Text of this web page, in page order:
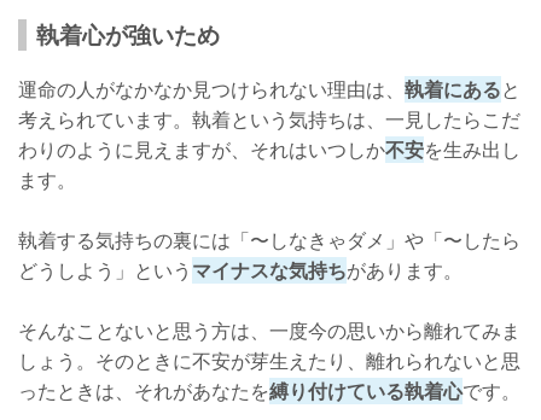
執着心が強いため
運命の人がなかなか見つけられない理由は、 執着にあると
考えられています。執着という気持ちは、一見したらこだ
わりのように見えますが、それはいつしか不安を生み出し
ます。
執着する気持ちの裏には「〜しなきゃダメ」や「〜したら
どうしよう」という マイナスな気持ちがあります。
そんなことないと思う方は、一度今の思いから離れてみま
しょう。そのときに不安が芽生えたり、離れられないと思
ったときは、それがあなたを縛り付けている執着心です。